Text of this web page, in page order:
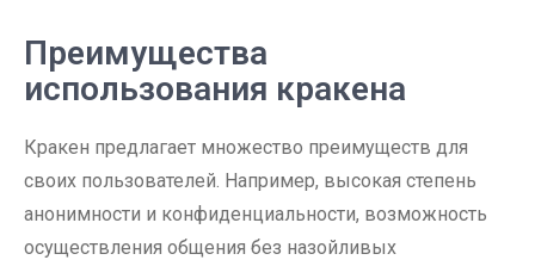
Преимущества
использования кракена
Кракен предлагает множество преимуществ для
своих пользователей. Например, высокая степень
анонимности и конфиденциальности, возможность
осуществления общения без назойливых